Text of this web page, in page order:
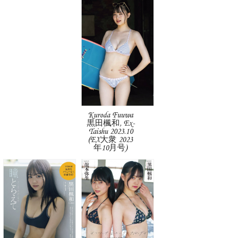
Kuroda Fuuwa
黒田楓和, Ex-
Taishu 2023.10
(EX大衆 2023
年10月号)